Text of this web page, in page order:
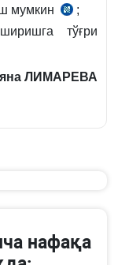
мумкин
й.
сон
;
тўғри
ЛИМАРЕВА
нафақа